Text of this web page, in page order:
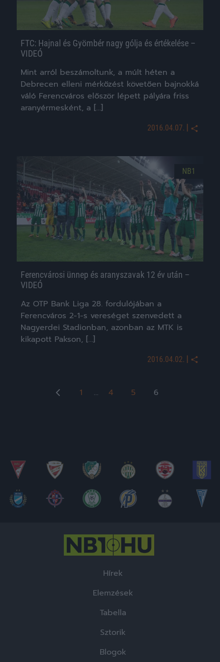
FTC: Hajnal és Gyömbér nagy gólja és értékelése –
VIDEÓ
Mint arról beszámoltunk, a múlt héten a
Debrecen elleni mérkőzést követően bajnokká
váló Ferencváros először lépett pályára friss
aranyérmesként, a […]
2016.04.07. |
NB1
Ferencvárosi ünnep és aranyszavak 12 év után –
VIDEÓ
Az OTP Bank Liga 28. fordulójában a
Ferencváros 2-1-s vereséget szenvedett a
Nagyerdei Stadionban, azonban az MTK is
kikapott Pakson, […]
2016.04.02. |
Bejegyzések
1 … 4 5 6
Hírek
Elemzések
Tabella
Sztorik
Blogok